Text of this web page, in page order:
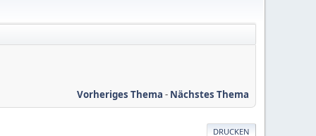
Vorheriges Thema - Nächstes Thema
DRUCKEN